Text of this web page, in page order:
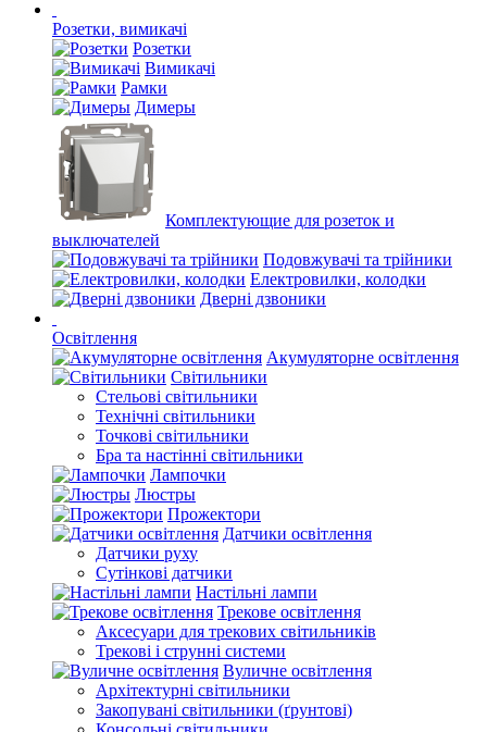
Розетки, вимикачі
Розетки
Вимикачі
Рамки
Димеры
Комплектующие для розеток и
выключателей
Подовжувачі та трійники
Електровилки, колодки
Дверні дзвоники
Освітлення
Акумуляторне освітлення
Світильники
Стельові світильники
Технічні світильники
Точкові світильники
Бра та настінні світильники
Лампочки
Люстры
Прожектори
Датчики освітлення
Датчики руху
Сутінкові датчики
Настільні лампи
Трекове освітлення
Аксесуари для трекових світильників
Трекові і струнні системи
Вуличне освітлення
Архітектурні світильники
Закопувані світильники (ґрунтові)